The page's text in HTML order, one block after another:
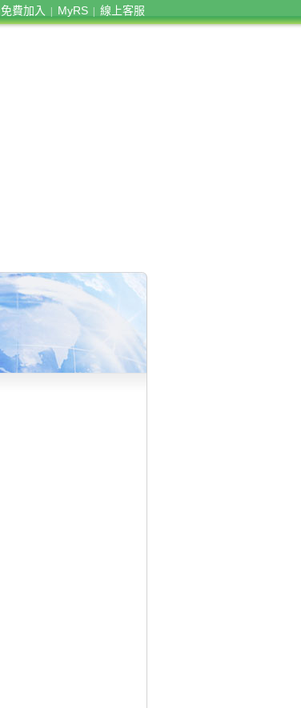
免費加入 MyRS 線上客服